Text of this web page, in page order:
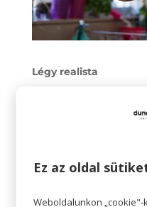
Légy realista
táplálkozol, az
megváltoztatni
Ez az oldal
Weboldalunkon